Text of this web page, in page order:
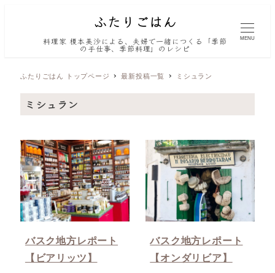
料理家 榎本美沙による、夫婦で一緒につくる「季節
の手仕事、季節料理」のレシピ
MENU
ふたりごはん トップページ 最新投稿一覧 ミシュラン
ミシュラン
バスク地方レポート
【ビアリッツ】
バスク地方レポート
【オンダリビア】